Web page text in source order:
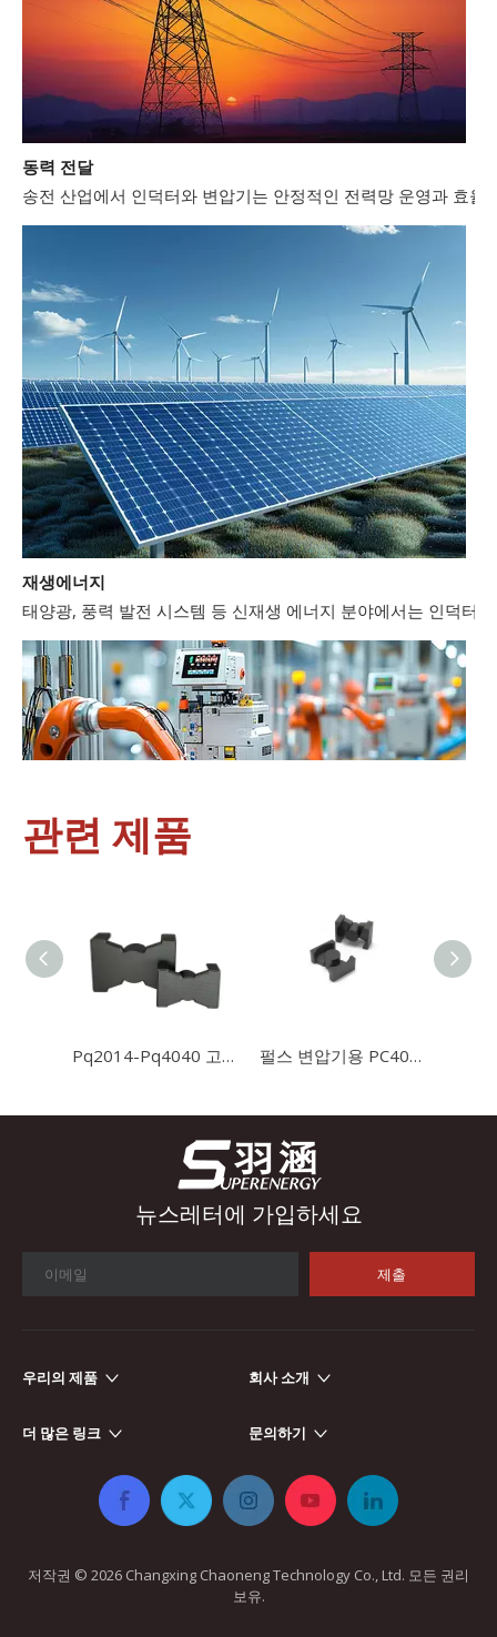
동력 전달
송전 산업에서 인덕터와 변압기는 안정적인 전력망 운영과 효
재생에너지
태양광, 풍력 발전 시스템 등 신재생 에너지 분야에서는 인덕터
산업 제어
산업 제어 분야에서 인덕터와 변압기는 안정적인 시스템 작동
자동차 전자
관련 제품
Pq2014-Pq4040 고주파 자석 변압기 페라이트 코어 펄스 변압기용 PC40 재질의 OEM Pq3220 페라이트 코어
뉴스레터에 가입하세요
제출
우리의 제품 회사 소개
더 많은 링크 문의하기
저작권 © 2026 ​​​​​​​ Changxing Chaoneng Technology Co., Ltd. 모든 권리
보유.​​​​​​​